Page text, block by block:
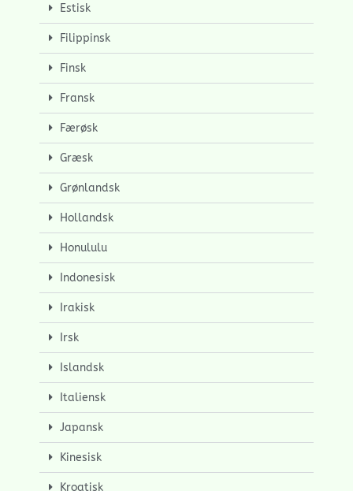
Estisk
Filippinsk
Finsk
Fransk
Færøsk
Græsk
Grønlandsk
Hollandsk
Honululu
Indonesisk
Irakisk
Irsk
Islandsk
Italiensk
Japansk
Kinesisk
Kroatisk